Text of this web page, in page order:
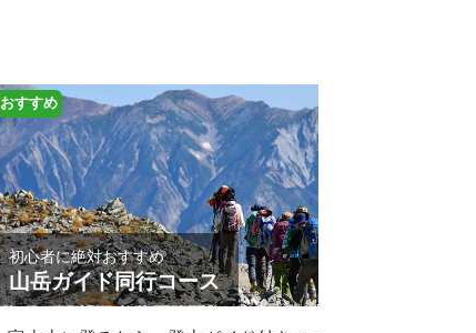
おすすめ
初心者に絶対おすすめ
山岳ガイド同行コース